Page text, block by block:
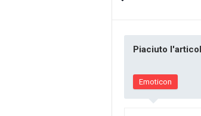
Piaciuto
Emoticon